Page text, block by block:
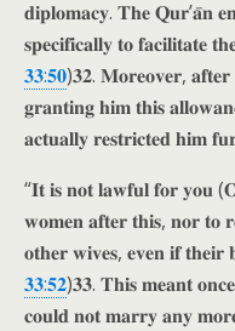
𝐝𝐢𝐩𝐥𝐨𝐦𝐚𝐜𝐲. 𝐓𝐡𝐞 𝐐𝐮𝐫’𝐚̄𝐧
𝐬𝐩𝐞𝐜𝐢𝐟𝐢𝐜𝐚𝐥𝐥𝐲 𝐭𝐨 𝐟𝐚𝐜𝐢𝐥𝐢𝐭𝐚𝐭𝐞
𝟑𝟑:𝟓𝟎)𝟑𝟐. 𝐌𝐨𝐫𝐞𝐨𝐯𝐞𝐫, 𝐚𝐟𝐭𝐞𝐫
𝐠𝐫𝐚𝐧𝐭𝐢𝐧𝐠 𝐡𝐢𝐦 𝐭𝐡𝐢𝐬
𝐚𝐜𝐭𝐮𝐚𝐥𝐥𝐲 𝐫𝐞𝐬𝐭𝐫𝐢𝐜𝐭𝐞𝐝 𝐡𝐢𝐦
“𝐈𝐭 𝐢𝐬 𝐧𝐨𝐭 𝐥𝐚𝐰𝐟𝐮𝐥 𝐟𝐨𝐫
𝐰𝐨𝐦𝐞𝐧 𝐚𝐟𝐭𝐞𝐫 𝐭𝐡𝐢𝐬, 𝐧𝐨𝐫 𝐭𝐨
𝐨𝐭𝐡𝐞𝐫 𝐰𝐢𝐯𝐞𝐬, 𝐞𝐯𝐞𝐧 𝐢𝐟
𝟑𝟑:𝟓𝟐)𝟑𝟑. 𝐓𝐡𝐢𝐬 𝐦𝐞𝐚𝐧𝐭
𝐜𝐨𝐮𝐥𝐝 𝐧𝐨𝐭 𝐦𝐚𝐫𝐫𝐲 𝐚𝐧𝐲